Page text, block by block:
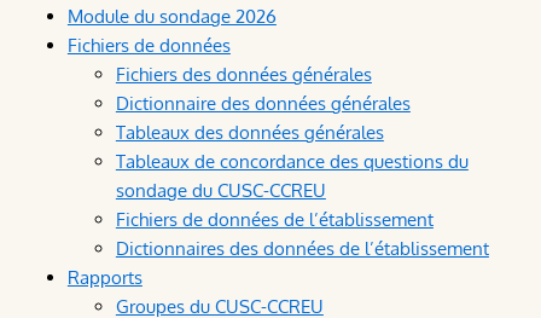
Module du sondage 2026
Fichiers de données
Fichiers des données générales
Dictionnaire des données générales
Tableaux des données générales
Tableaux de concordance des questions du
sondage du CUSC-CCREU
Fichiers de données de l’établissement
Dictionnaires des données de l’établissement
Rapports
Groupes du CUSC-CCREU